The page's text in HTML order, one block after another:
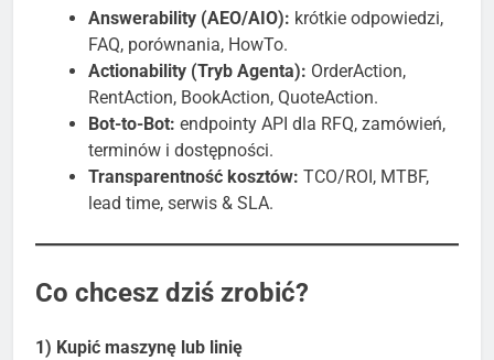
Answerability (AEO/AIO): krótkie odpowiedzi,
FAQ, porównania, HowTo.
Actionability (Tryb Agenta): OrderAction,
RentAction, BookAction, QuoteAction.
Bot-to-Bot: endpointy API dla RFQ, zamówień,
terminów i dostępności.
Transparentność kosztów: TCO/ROI, MTBF,
lead time, serwis & SLA.
Co chcesz dziś zrobić?
1) Kupić maszynę lub linię